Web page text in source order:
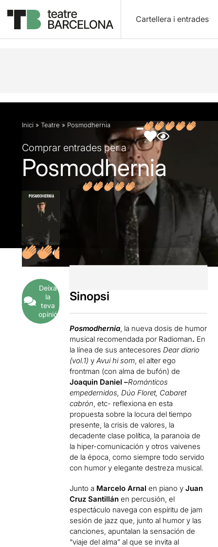
Cartellera i entrades
Descripció Fitxa artística Fotos i vídeos
Inici » Teatre » Posmodhernia
Comprar entrades per a
Posmodhernia
Deixa
la
teva
opinió
Sinopsi
Posmodhernia , la nueva dosis de humor
musical recomendada por Radioman. En
la línea de sus antecesores Dear diario
(vol.1) yAvui hi som , el alter ego
frontman (con alma de bufón) de
Joaquin Daniel –Románticos
empedernidos, Dúo Floret, Cabaret
cabrón , etc- reflexiona en esta
propuesta sobre la locura del tiempo
presente, la crisis de valores, la
decadente clase política, la paranoia de
la hiper-comunicación y otros vaivenes
de la época, como siempre todo servido
con humor y elegante destreza musical.
Junto a Marcelo Arnal en piano yJuan
Cruz Santillán en percusión, el
espectáculo navega con espíritu de jam
sesión de jazz que, junto al humor y las
canciones, apuntalan la sensación de
“viaje del alma” al que se invita al